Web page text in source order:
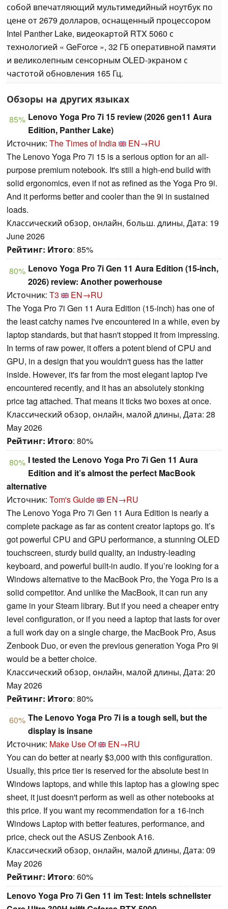
собой впечатляющий мультимедийный ноутбук по
цене от 2679 долларов, оснащенный процессором
Intel Panther Lake, видеокартой RTX 5060 с
технологией « GeForce », 32 ГБ оперативной памяти
и великолепным сенсорным OLED-экраном с
частотой обновления 165 Гц.
Обзоры на других языках
85% Lenovo Yoga Pro 7i 15 review (2026 gen11 Aura
Edition, Panther Lake)
Источник: The Times of India
EN→RU
The Lenovo Yoga Pro 7i 15 is a serious option for an all-
purpose premium notebook. It's still a high-end build with
solid ergonomics, even if not as refined as the Yoga Pro 9i.
And it performs better and cooler than the 9i in sustained
loads.
Классический обзор, онлайн, больш. длины, Дата: 19
June 2026
Рейтинг: Итого: 85%
80% Lenovo Yoga Pro 7i Gen 11 Aura Edition (15-inch,
2026) review: Another powerhouse
Источник: T3
EN→RU
The Yoga Pro 7i Gen 11 Aura Edition (15-inch) has one of
the least catchy names I've encountered in a while, even by
laptop standards, but that hasn't stopped it from impressing.
In terms of raw power, it offers a potent blend of CPU and
GPU, in a design that you wouldn't guess has the latter
inside. However, it's far from the most elegant laptop I've
encountered recently, and it has an absolutely stonking
price tag attached. That means it ticks two boxes at once.
Классический обзор, онлайн, малой длины, Дата: 28
May 2026
Рейтинг: Итого: 80%
80% I tested the Lenovo Yoga Pro 7i Gen 11 Aura
Edition and it’s almost the perfect MacBook
alternative
Источник: Tom's Guide
EN→RU
The Lenovo Yoga Pro 7i Gen 11 Aura Edition is nearly a
complete package as far as content creator laptops go. It’s
got powerful CPU and GPU performance, a stunning OLED
touchscreen, sturdy build quality, an industry-leading
keyboard, and powerful built-in audio. If you’re looking for a
Windows alternative to the MacBook Pro, the Yoga Pro is a
solid competitor. And unlike the MacBook, it can run any
game in your Steam library. But if you need a cheaper entry
level configuration, or if you need a laptop that lasts for over
a full work day on a single charge, the MacBook Pro, Asus
Zenbook Duo, or even the previous generation Yoga Pro 9i
would be a better choice.
Классический обзор, онлайн, малой длины, Дата: 20
May 2026
Рейтинг: Итого: 80%
60% The Lenovo Yoga Pro 7i is a tough sell, but the
display is insane
Источник: Make Use Of
EN→RU
You can do better at nearly $3,000 with this configuration.
Usually, this price tier is reserved for the absolute best in
Windows laptops, and while this laptop has a glowing spec
sheet, it just doesn't perform as well as other notebooks at
this price. If you want my recommendation for a 16-inch
Windows Laptop with better features, performance, and
price, check out the ASUS Zenbook A16.
Классический обзор, онлайн, малой длины, Дата: 09
May 2026
Рейтинг: Итого: 60%
Lenovo Yoga Pro 7i Gen 11 im Test: Intels schnellster